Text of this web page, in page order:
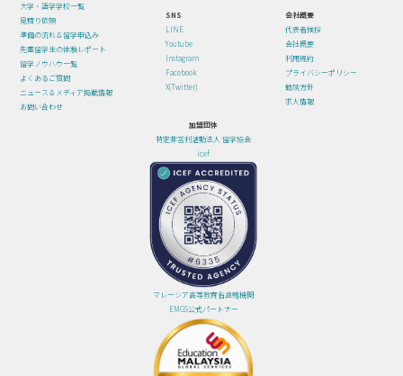
大学・語学学校一覧
見積り依頼
準備の流れ＆留学申込み
先輩留学生の体験レポート
留学ノウハウ一覧
よくあるご質問
ニュース＆メディア掲載情報
お問い合わせ
SNS
LINE
Youtube
Instagram
Facebook
X(Twitter)
会社概要
代表者挨拶
会社概要
利用規約
プライバシーポリシー
勧誘方針
求人情報
加盟団体
特定非営利活動法人 留学協会
icef
マレーシア高等教育省直轄機関
EMGS公式パートナー